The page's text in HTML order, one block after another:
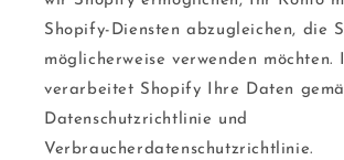
Shopify-Diensten abzugleichen, die
möglicherweise verwenden möchten.
verarbeitet Shopify Ihre Daten
Datenschutzrichtlinie und
Verbraucherdatenschutzrichtlinie.